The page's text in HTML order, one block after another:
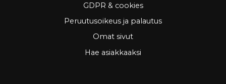
GDPR & cookies
Peruutusoikeus ja palautus
Omat sivut
Hae asiakkaaksi